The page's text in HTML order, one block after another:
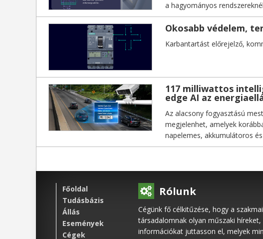
a hagyományos
Okosabb védelem,
Karbantartást előrejelző,
117 milliwattos
edge AI az
Az alacsony fogyasztású
megjelenhet, amelyek
napelemes, akkumulátoros
továbbra is a kamera, a
Főoldal
Tudásbázis
Állás
Események
Cégek
Rólunk
Cégünk fő célkitűzése, hogy a szakmai
társadalomnak olyan műszaki híreket,
információkat juttasson el, melyek